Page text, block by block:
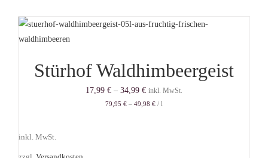
Stürhof Waldhimbeergeist
17,99 € – 34,99 € inkl. MwSt.
79,95 € – 49,98 € / l
inkl. MwSt.